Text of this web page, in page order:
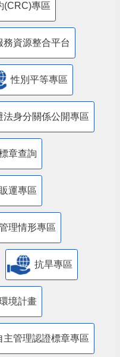
(CRC)專區
資源整合平台
性別平等專區
身分關係公開專區
章查詢
運專區
理情形專區
抗旱專區
境計畫
管理認證標章專區